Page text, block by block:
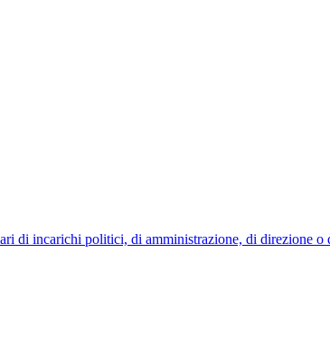
di incarichi politici, di amministrazione, di direzione o